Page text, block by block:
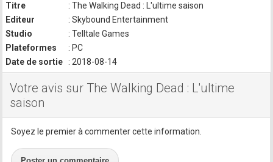
Titre
: The Walking Dead : L'ultime saison
Editeur
: Skybound Entertainment
Studio
: Telltale Games
Plateformes
: PC
Date de sortie
: 2018-08-14
Votre avis sur The Walking Dead : L'ultime
saison
Soyez le premier à commenter cette information.